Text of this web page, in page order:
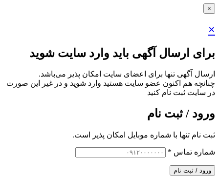
×
×
برای ارسال آگهی باید وارد سایت شوید
ارسال آگهی تنها برای اعضای سایت امکان پذیر می‌باشد.
چنانچه هم‌ اکنون عضو سایت هستید وارد شوید و در غیر این صورت
در سایت ثبت نام کنید
ورود / ثبت نام
ثبت نام تنها با شماره موبایل امکان پذیر است.
شماره تماس *
ورود / ثبت نام